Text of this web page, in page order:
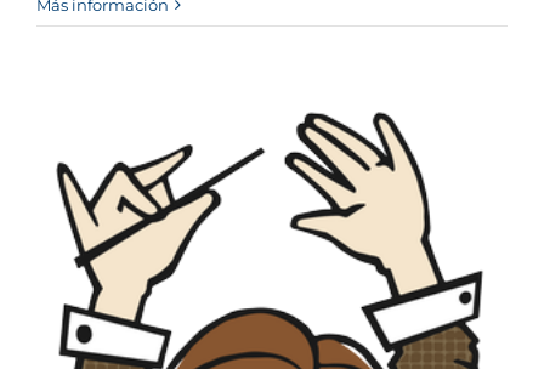
Más información